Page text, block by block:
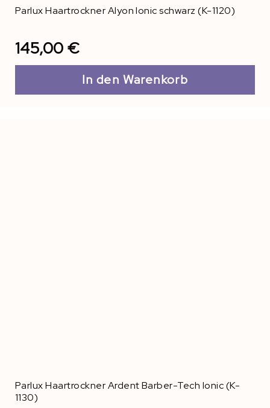
Parlux Haartrockner Alyon Ionic schwarz (K-1120)
145,00 €
In den Warenkorb
Parlux Haartrockner Ardent Barber-Tech Ionic (K-
1130)